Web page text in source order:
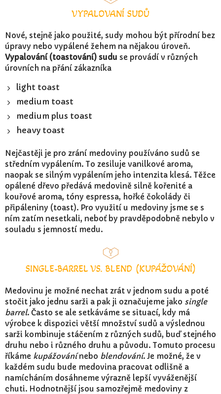
VYPALOVANÍ SUDŮ
Nové, stejně jako použité, sudy mohou být přírodní bez
úpravy nebo vypálené žehem na nějakou úroveň.
Vypalování (toastování) sudu se provádí v různých
úrovních na přání zákazníka
light toast
medium toast
medium plus toast
heavy toast
Nejčastěji je pro zrání medoviny používáno sudů se
středním vypálením. To zesiluje vanilkové aroma,
naopak se silným vypálením jeho intenzita klesá. Těžce
opálené dřevo předává medovině silně kořenité a
kouřové aroma, tóny espressa, hořké čokolády či
připáleniny (toast). Pro využití u medoviny jsme se s
ním zatím nesetkali, neboť by pravděpodobně nebylo v
souladu s jemností medu.
SINGLE-BARREL VS. BLEND (KUPÁŽOVÁNÍ)
Medovinu je možné nechat zrát v jednom sudu a poté
stočit jako jednu sarži a pak ji označujeme jako single
barrel. Často se ale setkáváme se situací, kdy má
výrobce k dispozici větší množství sudů a výslednou
sarži kombinuje stáčením z různých sudů, buď stejného
druhu nebo i různého druhu a původu. Tomuto procesu
říkáme kupážovánínebo blendování. Je možné, že v
každém sudu bude medovina pracovat odlišně a
namícháním dosáhneme výrazně lepší vyváženější
chuti. Hodnotnější jsou samozřejmě medoviny z